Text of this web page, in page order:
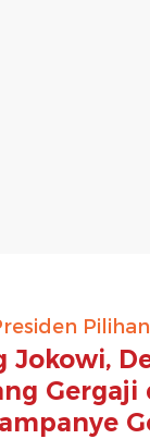
Jokowi,
Gergaji